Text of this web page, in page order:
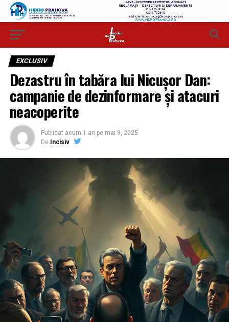
EXCLUSIV
Dezastru în tabăra lui Nicușor Dan:
campanie de dezinformare și atacuri
neacoperite
Publicat acum 1 an pe mai 9, 2025
De Incisiv